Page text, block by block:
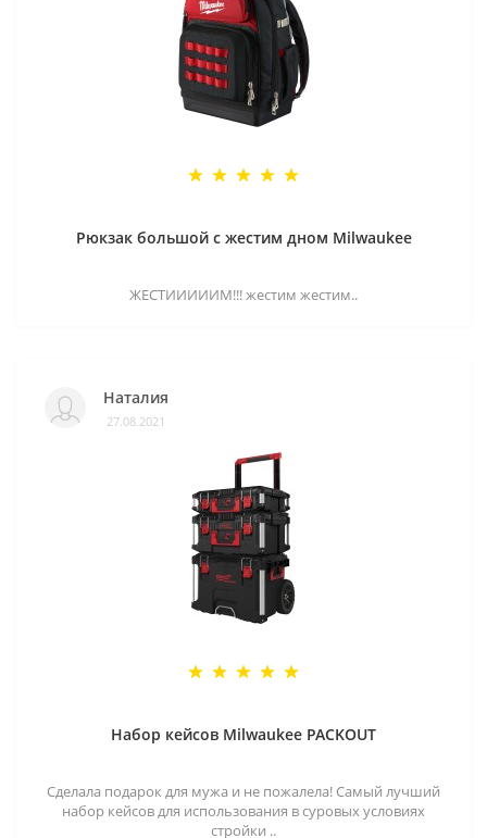
Рюкзак большой с жестим дном Milwaukee
ЖЕСТИИИИИМ!!! жестим жестим..
Наталия
27.08.2021
Набор кейсов Milwaukee PACKOUT
Сделала подарок для мужа и не пожалела! Самый лучший
набор кейсов для использования в суровых условиях
стройки ..